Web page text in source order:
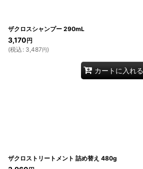
ザクロスシャンプー 290mL
3,170 円
(税込 : 3,487円)
カートに入れる
ザクロストリートメント 詰め替え 480g